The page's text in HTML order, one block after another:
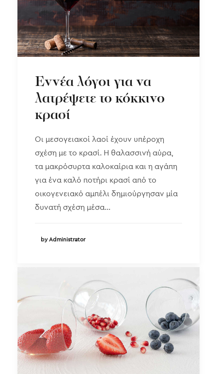
Εννέα λόγοι για να
λατρέψετε το κόκκινο
κρασί
Οι μεσογειακοί λαοί έχουν υπέροχη
σχέση με το κρασί. Η θαλασσινή αύρα,
τα μακρόσυρτα καλοκαίρια και η αγάπη
για ένα καλό ποτήρι κρασί από το
οικογενειακό αμπέλι δημιούργησαν μία
δυνατή σχέση μέσα…
by Administrator